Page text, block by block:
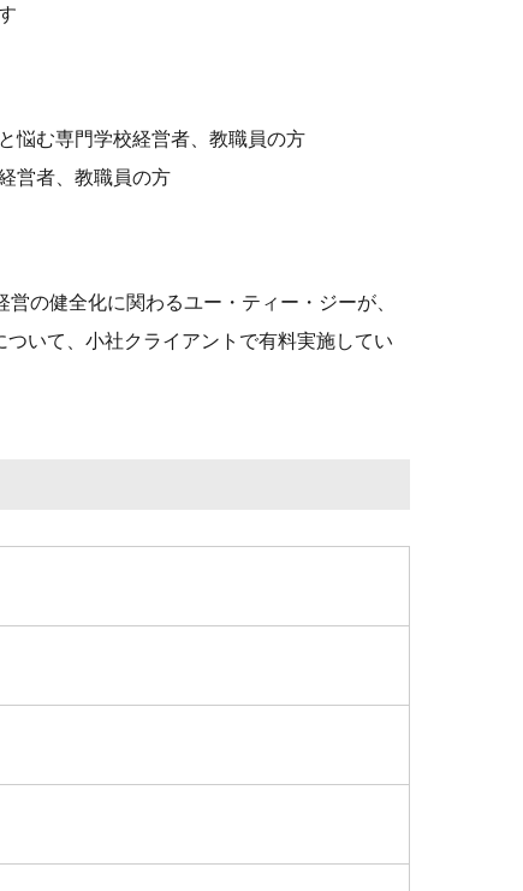
悩む専門学校経営者、教職員の方
営者、教職員の方
の健全化に関わるユー・ティー・ジーが、
いて、小社クライアントで有料実施してい